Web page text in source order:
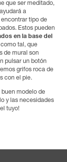
que ser meditado,
a
tipo de
Estos pueden
en la base del
tal, que
de mural son
pulsar un botón
grifos roca de
con el pie.
modelo de
y las necesidades
tuyo!